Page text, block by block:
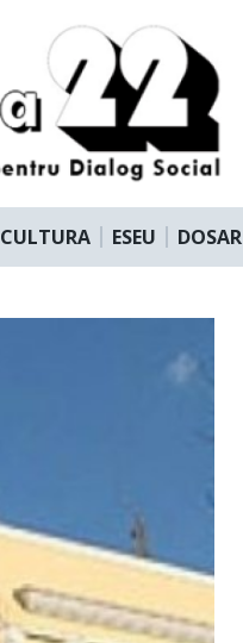
CULTURA ESEU DOSAR